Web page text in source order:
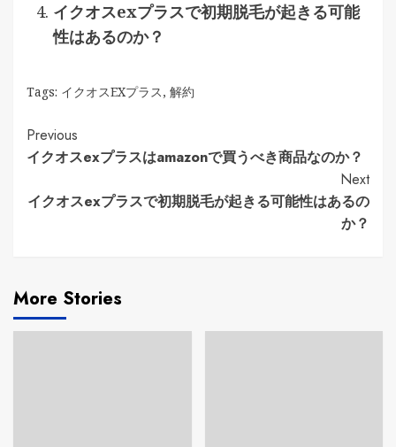
イクオスexプラスで初期脱毛が起きる可能
性はあるのか？
Tags: イクオスEXプラス, 解約
Continue
Reading
Previous
イクオスexプラスはamazonで買うべき商品なのか？
Next
イクオスexプラスで初期脱毛が起きる可能性はあるの
か？
More Stories